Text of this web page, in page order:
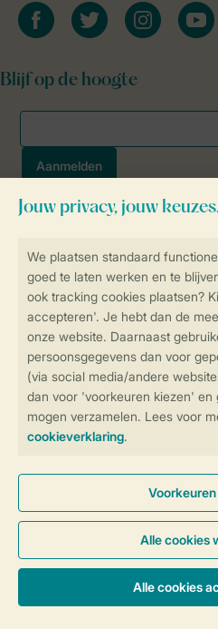
Controle over
SSL certificaat
Veilige gegevensoverdracht
Veilige betaling
facebooktwitter instagram
Blijf op de hoogte
Algemene voorwaarden Privacy
Disclaimer